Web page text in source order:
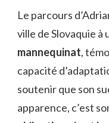
Le parcours
ville de Slovaquie à
mannequinat,
capacité
soutenir que son
apparence, c’est